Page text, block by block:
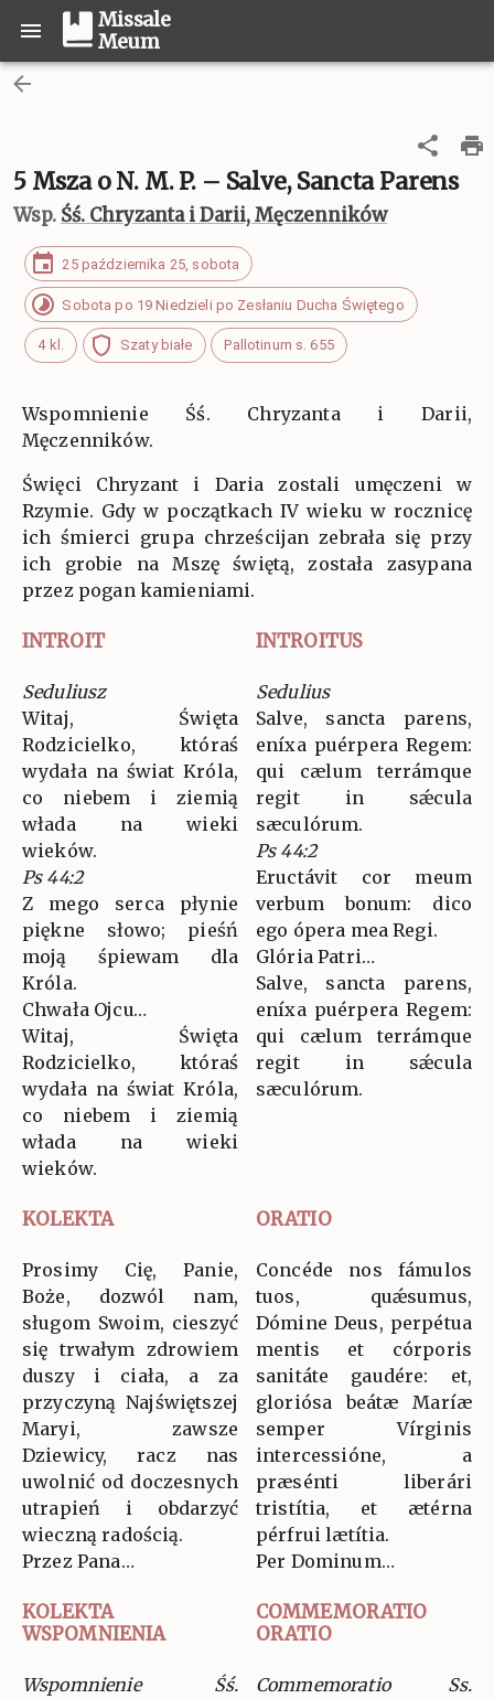
Missale
Meum
5 Msza o N. M. P. – Salve, Sancta Parens
Wsp. Śś. Chryzanta i Darii, Męczenników
25 października 25, sobota
Sobota po 19 Niedzieli po Zesłaniu Ducha Świętego
4 kl. Szaty białe Pallotinum s. 655
Wspomnienie Śś. Chryzanta i Darii,
Męczenników.
Święci Chryzant i Daria zostali umęczeni w
Rzymie. Gdy w początkach IV wieku w rocznicę
ich śmierci grupa chrześcijan zebrała się przy
ich grobie na Mszę świętą, została zasypana
przez pogan kamieniami.
INTROIT INTROITUS
Seduliusz
Witaj, Święta
Rodzicielko, któraś
wydała na świat Króla,
co niebem i ziemią
włada na wieki
wieków.
Ps 44:2
Z mego serca płynie
piękne słowo; pieśń
moją śpiewam dla
Króla.
Chwała Ojcu…
Witaj, Święta
Rodzicielko, któraś
wydała na świat Króla,
co niebem i ziemią
włada na wieki
wieków.
Sedulius
Salve, sancta parens,
eníxa puérpera Regem:
qui cælum terrámque
regit in sǽcula
sæculórum.
Ps 44:2
Eructávit cor meum
verbum bonum: dico
ego ópera mea Regi.
Glória Patri…
Salve, sancta parens,
eníxa puérpera Regem:
qui cælum terrámque
regit in sǽcula
sæculórum.
KOLEKTA ORATIO
Prosimy Cię, Panie,
Boże, dozwól nam,
sługom Swoim, cieszyć
się trwałym zdrowiem
duszy i ciała, a za
przyczyną Najświętszej
Maryi, zawsze
Dziewicy, racz nas
uwolnić od doczesnych
utrapień i obdarzyć
wieczną radością.
Przez Pana…
Concéde nos fámulos
tuos, quǽsumus,
Dómine Deus, perpétua
mentis et córporis
sanitáte gaudére: et,
gloriósa beátæ Maríæ
semper Vírginis
intercessióne, a
præsénti liberári
tristítia, et ætérna
pérfrui lætítia.
Per Dominum…
KOLEKTA
WSPOMNIENIA
COMMEMORATIO
ORATIO
Wspomnienie Śś.
Commemoratio Ss.